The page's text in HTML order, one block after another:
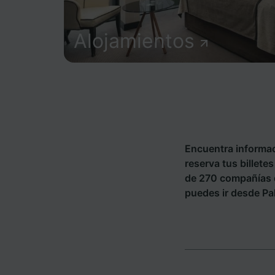
Alojamientos
Encuentra
reserva tus
de 270
puedes ir desde